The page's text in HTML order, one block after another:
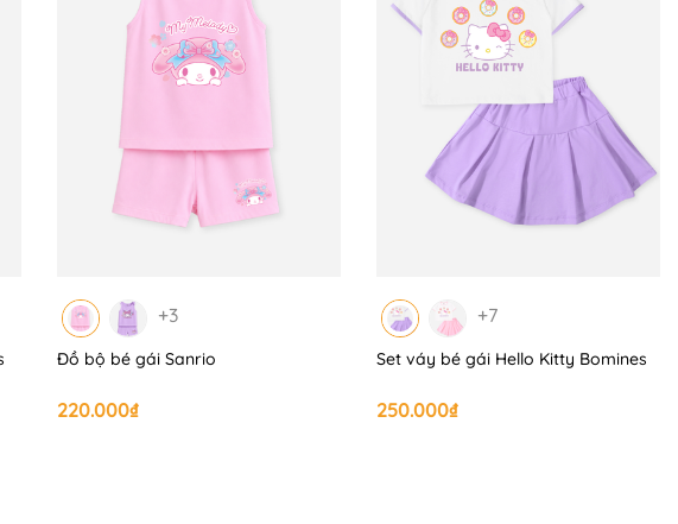
+3
Đồ bộ bé gái Sanrio
220.000₫
+7
Set váy bé gái Hello Kitty Bomines
250.000₫